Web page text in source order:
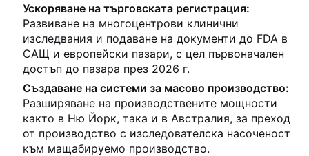
Ускоряване на търговската регистрация:
Развиване на многоцентрови клинични
изследвания и подаване на документи до FDA в
САЩ и европейски пазари, с цел първоначален
достъп до пазара през 2026 г.
Създаване на системи за масово производство:
Разширяване на производствените мощности
както в Ню Йорк, така и в Австралия, за преход
от производство с изследователска насоченост
към мащабируемо производство.